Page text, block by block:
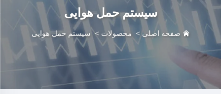
سیستم حمل هوایی
صفحه اصلی > محصولات > سیستم حمل هوایی